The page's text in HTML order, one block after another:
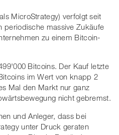
MicroStrategy) verfolgt seit
periodische massive Zukäufe
zu einem Bitcoin-
Bitcoins. Der Kauf letzte
im Wert von knapp 2
Mal den Markt nur ganz
nicht gebremst.
und Anleger, dass bei
unter Druck geraten